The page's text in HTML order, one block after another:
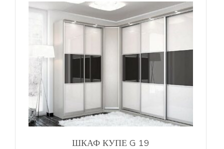
ШКАФ КУПЕ G 19